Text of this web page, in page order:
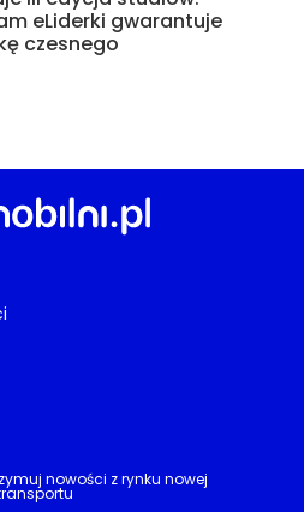
eLiderki gwarantuje
czesnego
nowości z rynku nowej